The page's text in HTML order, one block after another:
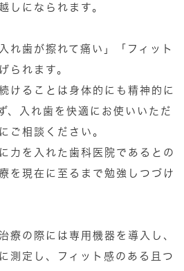
しになられます。
れ歯が擦れて痛い」「フィット
られます。
けることは身体的にも精神的に
、入れ歯を快適にお使いいただ
ご相談ください。
力を入れた歯科医院であるとの
を現在に至るまで勉強しつづけ
療の際には専用機器を導入し、
測定し、フィット感のある且つ